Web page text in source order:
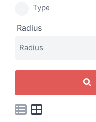
Type
Radius